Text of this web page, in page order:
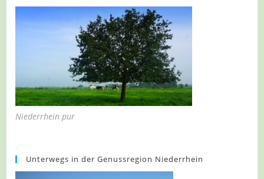
Niederrhein pur
Unterwegs in der Genussregion Niederrhein